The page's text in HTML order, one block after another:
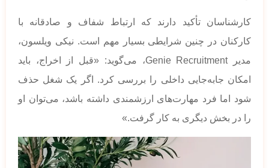
کارشناسان تأکید دارند که ارتباط شفاف و صادقانه با
کارکنان در چنین شرایطی بسیار مهم است. نیکی ویلسون،
مدیر Genie Recruitment، می‌گوید: «قبل از اخراج، باید
امکان جابه‌جایی داخلی را بررسی کرد. اگر یک شغل حذف
شود اما فرد مهارت‌های ارزشمندی داشته باشد، می‌توان او
را در بخش دیگری به کار گرفت.»